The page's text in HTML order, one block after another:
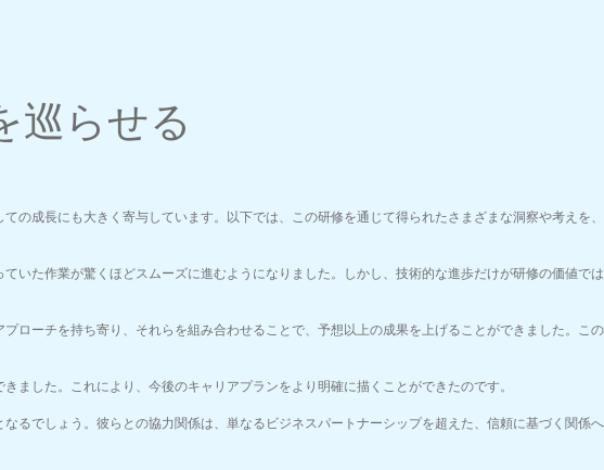
巡らせる
成長にも大きく寄与しています。以下では、この研修を通じて得られたさまざまな洞察や考えを、
いた作業が驚くほどスムーズに進むようになりました。しかし、技術的な進歩だけが研修の価値では
ローチを持ち寄り、それらを組み合わせることで、予想以上の成果を上げることができました。この
した。これにより、今後のキャリアプランをより明確に描くことができたのです。
るでしょう。彼らとの協力関係は、単なるビジネスパートナーシップを超えた、信頼に基づく関係へ